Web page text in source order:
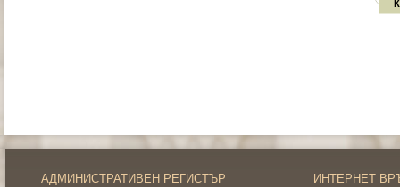
АДМИНИСТРАТИВЕН РЕГИСТЪР ИНТЕРНЕТ